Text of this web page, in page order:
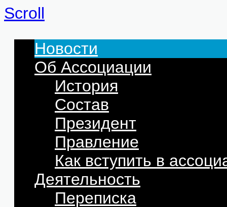
Scroll
Новости
Об Ассоциации
История
Состав
Президент
Правление
Как вступить в
Деятельность
Переписка